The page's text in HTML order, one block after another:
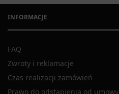
INFORMACJE
FAQ
Zwroty i reklamacje
Czas realizacji zamówień
Prawo do odstąpienia od umowy